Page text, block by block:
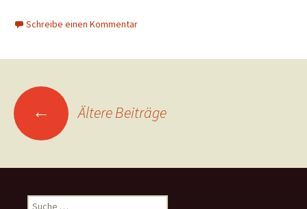
Schreibe einen Kommentar
Beitragsnavigation
← Ältere Beiträge
Suche